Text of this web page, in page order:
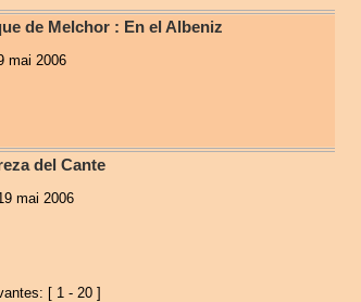
de Melchor : En el Albeniz
mai 2006
del Cante
mai 2006
[ 1 - 20 ]